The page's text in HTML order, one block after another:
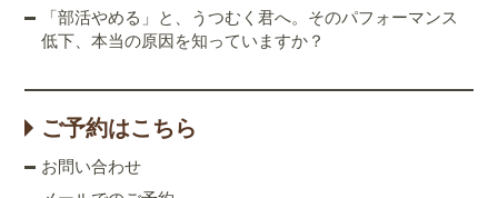
「部活やめる」と、うつむく君へ。そのパフォーマンス
低下、本当の原因を知っていますか？
ご予約はこちら
お問い合わせ